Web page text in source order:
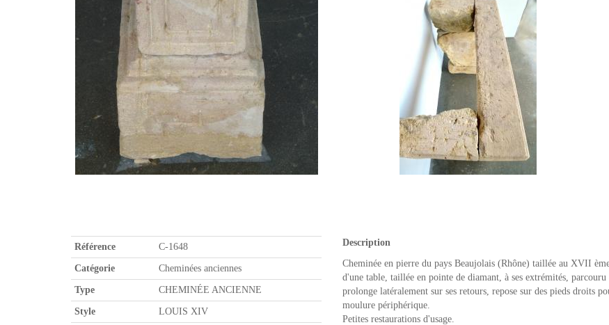
Référence C-1648
Catégorie Cheminées anciennes
Type CHEMINÉE ANCIENNE
Style LOUIS XIV
Description
Cheminée en pierre du pays Beaujolais (Rhône) taillée au XVII
d'une table, taillée en pointe de diamant, à ses extrémités,
prolonge latéralement sur ses retours, repose sur des pieds droits
moulure périphérique.
Petites restaurations d'usage.